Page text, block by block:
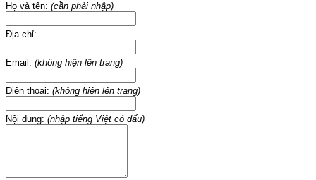
Họ và tên: (cần phải nhập)
Địa chỉ:
Email: (không hiện lên trang)
Điện thoại: (không hiện lên trang)
Nội dung: (nhập tiếng Việt có dấu)